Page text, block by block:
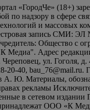
«ГородЧе» (18+)
по надзору в сфере
и массовых
запись СМИ: ЭЛ
Общество с
Медиа". Адрес
Череповец, ул. Гоголя, д.
20-40, bau_76@mail.ru.
А. Ю. Материалы,
рекламы
в сетевом издании
ООО «К